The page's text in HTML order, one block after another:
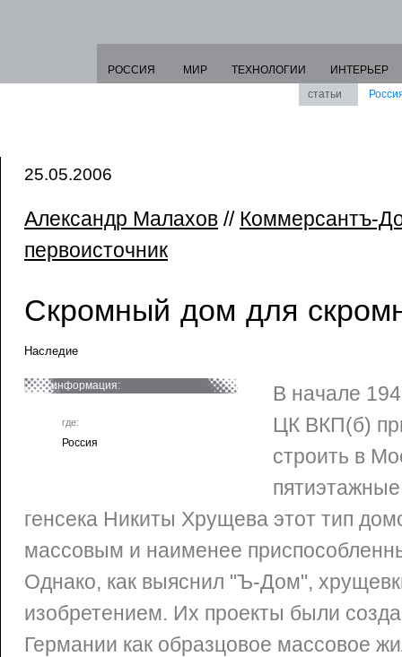
РОССИЯ МИР ТЕХНОЛОГИИ
ИНТЕРЬЕР
статьи
25.05.2006
Александр Малахов // Коммерсантъ-
первоисточник
Скромный дом для
Наследие
информация:
где:
Россия
В начале
ЦК ВКП(б)
строить в
генсека Никиты Хрущева этот тип
массовым и наименее
Однако, как выяснил "Ъ-Дом",
изобретением. Их проекты были
Германии как образцовое массовое